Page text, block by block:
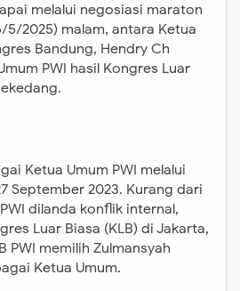
melalui negosiasi maraton
5/2025) malam, antara Ketua
Bandung, Hendry Ch
PWI hasil Kongres Luar
Ketua Umum PWI melalui
September 2023. Kurang dari
dilanda konflik internal,
Luar Biasa (KLB) di Jakarta,
PWI memilih Zulmansyah
Ketua Umum.